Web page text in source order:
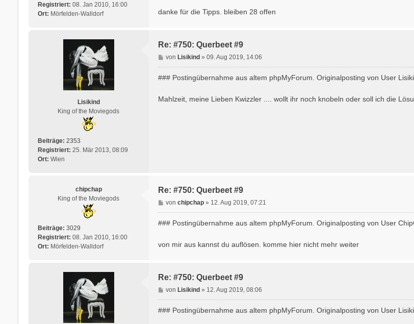
Registriert: 08. Jan 2010, 16:00
Ort: Mörfelden-Walldorf
a
danke für die Tipps. bleiben 28 offen
Lisikind
King of the Moviegods
Beiträge: 2353
Registriert: 25. Mär 2013, 08:09
Ort: Wien
Re: #750: Querbeet #9
B
e
i
a
von Lisikind »09. Aug 2019, 14:06
### Postingübernahme aus altem phpMyForum. Originalposting von User
Mahlzeit, meine Lieben Kwizzler .... wollt ihr noch knobeln oder soll ich die
chipchap
King of the Moviegods
Beiträge: 3029
Registriert: 08. Jan 2010, 16:00
Ort: Mörfelden-Walldorf
Re: #750: Querbeet #9
B
e
i
a
vonchipchap » 12. Aug 2019, 07:21
### Postingübernahme aus altem phpMyForum. Originalposting von User
von mir aus kannst du auflösen. komme hier nicht mehr weiter
Re: #750: Querbeet #9
B
e
i
von Lisikind » 12. Aug 2019, 08:06
### Postingübernahme aus altem phpMyForum. Originalposting von User